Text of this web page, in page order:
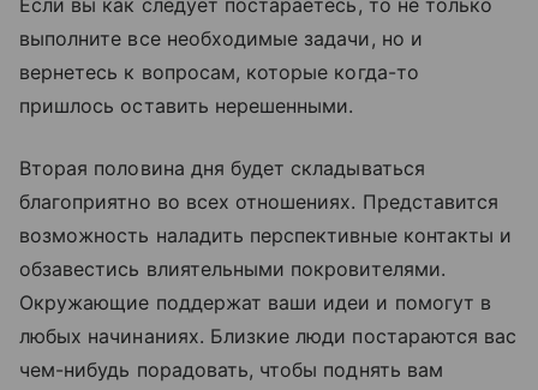
Если вы как следует постараетесь, то не только
выполните все необходимые задачи, но и
вернетесь к вопросам, которые когда-то
пришлось оставить нерешенными.
Вторая половина дня будет складываться
благоприятно во всех отношениях. Представится
возможность наладить перспективные контакты и
обзавестись влиятельными покровителями.
Окружающие поддержат ваши идеи и помогут в
любых начинаниях. Близкие люди постараются вас
чем-нибудь порадовать, чтобы поднять вам